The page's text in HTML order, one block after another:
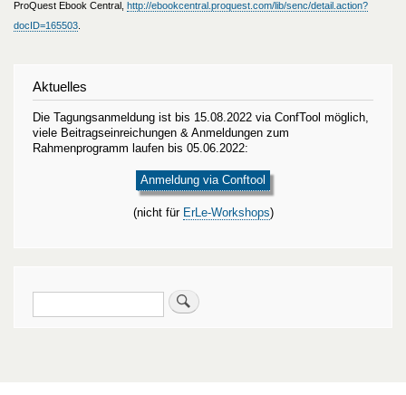
ProQuest Ebook Central, http://ebookcentral.proquest.com/lib/senc/detail.action?
docID=165503
Aktuelles
Die Tagungsanmeldung ist bis 15.08.2022 via ConfTool möglich,
viele Beitragseinreichungen & Anmeldungen zum
Rahmenprogramm laufen bis 05.06.2022:
Anmeldung via Conftool
(nicht für ErLe-Workshops)
Suche